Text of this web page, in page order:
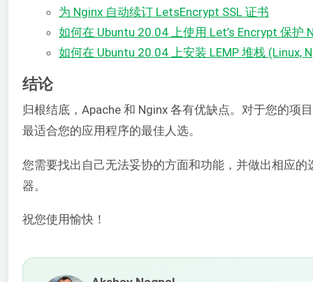
为 Nginx 自动续订 LetsEncrypt SSL 证书
如何在 Ubuntu 20.04 上使用 Let’s Encrypt 保护
如何在 Ubuntu 20.04 上安装 LEMP 堆栈 (Linux,
结论
归根结底，Apache 和 Nginx 各有优缺点。对于您的
最适合您的应用程序的最佳人选。
您需要找出自己无法妥协的方面和功能，并做出相应
器。
祝您使用愉快！